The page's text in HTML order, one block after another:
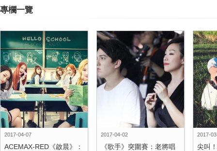
專欄一覽
2017-04-07
ACEMAX-RED《啟晨》：
2017-04-02
《歌手》突圍賽：老將唱
2017-
尖叫